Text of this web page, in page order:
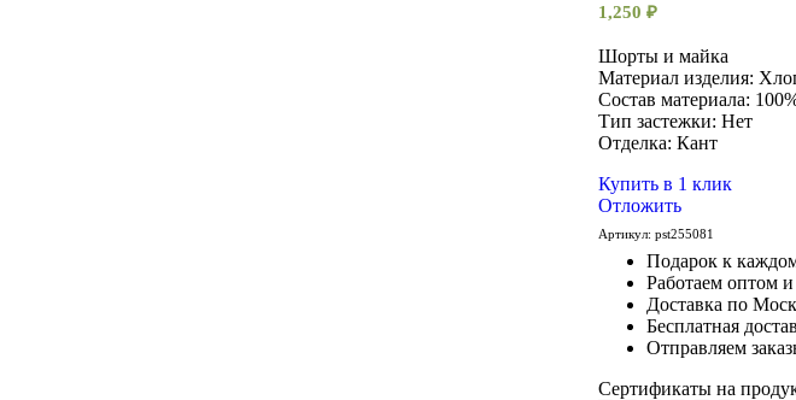
1,250₽
Шорты и майка
Материал изделия:
Состав материала:
Тип застежки: Нет
Отделка: Кант
Купить в 1 клик
Отложить
Артикул:pst255081
Подарок к
Работаем оптом
Доставка по
Бесплатная
Отправляем
Сертификаты на